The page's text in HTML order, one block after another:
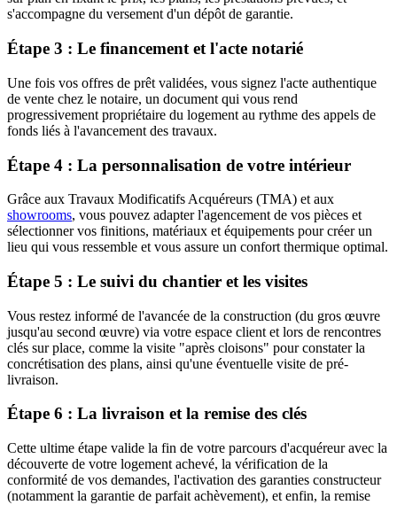
s'accompagne du versement d'un dépôt de garantie.
Étape 3 : Le financement et l'acte notarié
Une fois vos offres de prêt validées, vous signez l'acte authentique
de vente chez le notaire, un document qui vous rend
progressivement propriétaire du logement au rythme des appels de
fonds liés à l'avancement des travaux.
Étape 4 : La personnalisation de votre intérieur
Grâce aux Travaux Modificatifs Acquéreurs (TMA) et aux
showrooms, vous pouvez adapter l'agencement de vos pièces et
sélectionner vos finitions, matériaux et équipements pour créer un
lieu qui vous ressemble et vous assure un confort thermique optimal.
Étape 5 : Le suivi du chantier et les visites
Vous restez informé de l'avancée de la construction (du gros œuvre
jusqu'au second œuvre) via votre espace client et lors de rencontres
clés sur place, comme la visite "après cloisons" pour constater la
concrétisation des plans, ainsi qu'une éventuelle visite de pré-
livraison.
Étape 6 : La livraison et la remise des clés
Cette ultime étape valide la fin de votre parcours d'acquéreur avec la
découverte de votre logement achevé, la vérification de la
conformité de vos demandes, l'activation des garanties constructeur
(notamment la garantie de parfait achèvement), et enfin, la remise